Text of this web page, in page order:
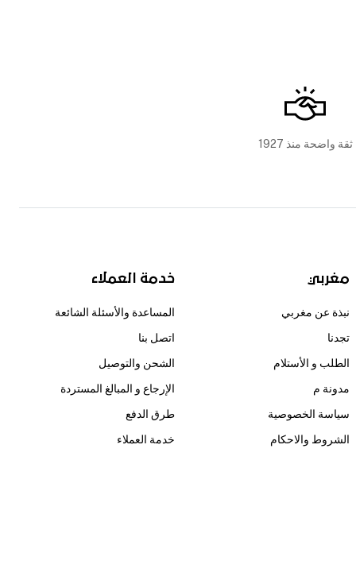
ثقة واضحة منذ 1927
مغربي
نبذة عن مغربي
تجدنا
الطلب و الأستلام
مدونة م
سياسة الخصوصية
الشروط والاحكام
خدمة العملاء
المساعدة والأسئلة الشائعة
اتصل بنا
الشحن والتوصيل
الإرجاع و المبالغ المستردة
طرق الدفع
خدمة العملاء